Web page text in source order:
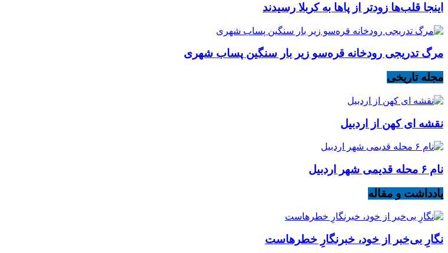
اینجا قلب‌ها زودتر از پاها به کربلا رسیدند
مرگ تدریجی رودخانه قره‌سو زیر بار سنگین پساب شهری
مجله تاریخی
نقشه ای کهن از اردبیل
نام ۶ محله قدیمی شهر اردبیل
یادداشت و مقاله
نگارِ بی‌خبر از خود، خبرنگارِ خطرهاست